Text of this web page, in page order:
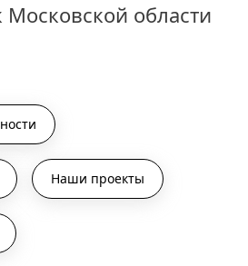
Московской области
Наши проекты